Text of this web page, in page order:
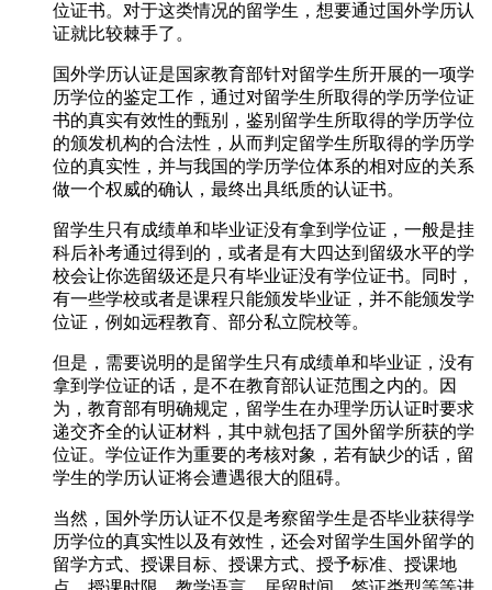
位证书。对于这类情况的留学生，想要通过国外学历认
证就比较棘手了。
国外学历认证是国家教育部针对留学生所开展的一项学
历学位的鉴定工作，通过对留学生所取得的学历学位证
书的真实有效性的甄别，鉴别留学生所取得的学历学位
的颁发机构的合法性，从而判定留学生所取得的学历学
位的真实性，并与我国的学历学位体系的相对应的关系
做一个权威的确认，最终出具纸质的认证书。
留学生只有成绩单和毕业证没有拿到学位证，一般是挂
科后补考通过得到的，或者是有大四达到留级水平的学
校会让你选留级还是只有毕业证没有学位证书。同时，
有一些学校或者是课程只能颁发毕业证，并不能颁发学
位证，例如远程教育、部分私立院校等。
但是，需要说明的是留学生只有成绩单和毕业证，没有
拿到学位证的话，是不在教育部认证范围之内的。因
为，教育部有明确规定，留学生在办理学历认证时要求
递交齐全的认证材料，其中就包括了国外留学所获的学
位证。学位证作为重要的考核对象，若有缺少的话，留
学生的学历认证将会遭遇很大的阻碍。
当然，国外学历认证不仅是考察留学生是否毕业获得学
历学位的真实性以及有效性，还会对留学生国外留学的
留学方式、授课目标、授课方式、授予标准、授课地